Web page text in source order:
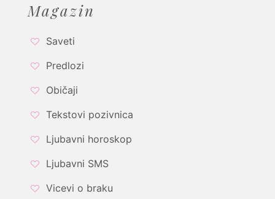
Magazin
Saveti
Predlozi
Običaji
Tekstovi pozivnica
Ljubavni horoskop
Ljubavni SMS
Vicevi o braku